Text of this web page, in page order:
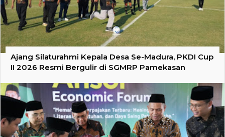
Ajang Silaturahmi Kepala Desa Se-Madura, PKDI Cup
II 2026 Resmi Bergulir di SGMRP Pamekasan